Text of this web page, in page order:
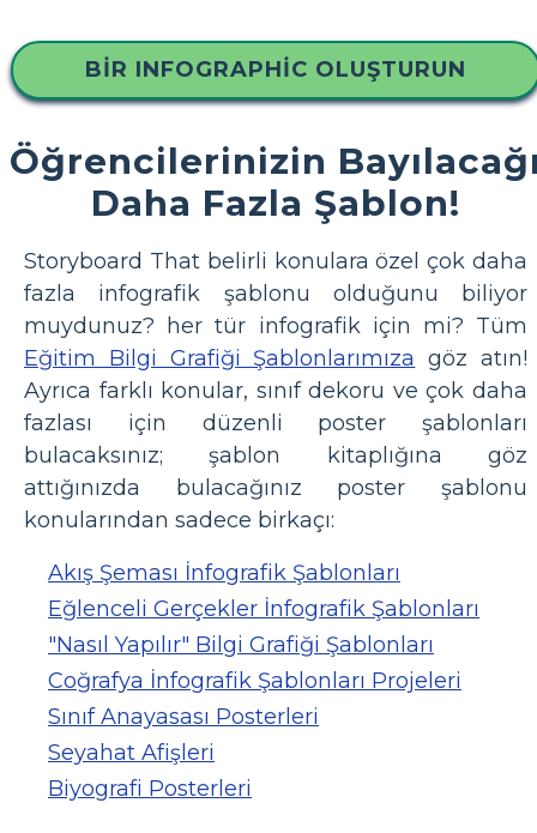
BIR INFOGRAPHIC OLUŞTURUN
Öğrencilerinizin
Daha Fazla Şablon!
Storyboard That belirli konulara özel çok daha
fazla infografik şablonu olduğunu biliyor
muydunuz? her tür infografik için mi? Tüm
Eğitim Bilgi Grafiği Şablonlarımıza göz atın!
Ayrıca farklı konular, sınıf dekoru ve çok daha
fazlası için düzenli poster şablonları
bulacaksınız; şablon kitaplığına göz
attığınızda bulacağınız poster şablonu
konularından sadece birkaçı:
Akış Şeması İnfografik Şablonları
Eğlenceli Gerçekler İnfografik Şablonları
"Nasıl Yapılır" Bilgi Grafiği Şablonları
Coğrafya İnfografik Şablonları Projeleri
Sınıf Anayasası Posterleri
Seyahat Afişleri
Biyografi Posterleri